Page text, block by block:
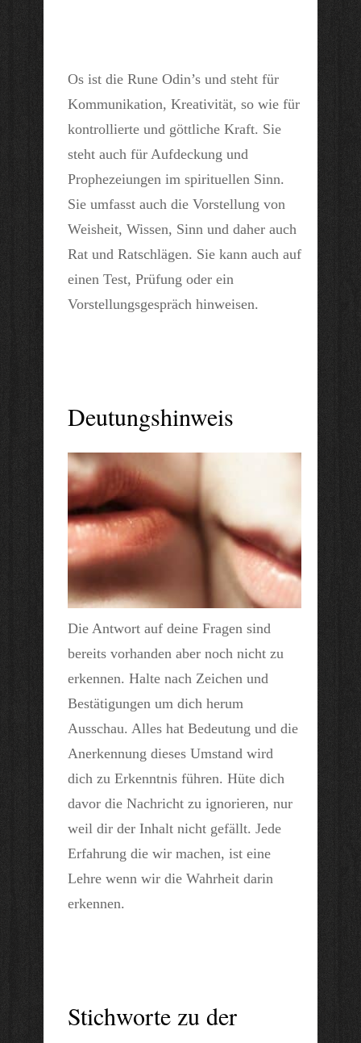
Os ist die Rune Odin’s und steht für
Kommunikation, Kreativität, so wie für
kontrollierte und göttliche Kraft. Sie
steht auch für Aufdeckung und
Prophezeiungen im spirituellen Sinn.
Sie umfasst auch die Vorstellung von
Weisheit, Wissen, Sinn und daher auch
Rat und Ratschlägen. Sie kann auch auf
einen Test, Prüfung oder ein
Vorstellungsgespräch hinweisen.
Deutungshinweis
Die Antwort auf deine Fragen sind
bereits vorhanden aber noch nicht zu
erkennen. Halte nach Zeichen und
Bestätigungen um dich herum
Ausschau. Alles hat Bedeutung und die
Anerkennung dieses Umstand wird
dich zu Erkenntnis führen. Hüte dich
davor die Nachricht zu ignorieren, nur
weil dir der Inhalt nicht gefällt. Jede
Erfahrung die wir machen, ist eine
Lehre wenn wir die Wahrheit darin
erkennen.
Stichworte zu der